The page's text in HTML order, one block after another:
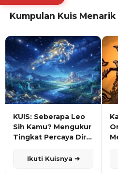
Kumpulan Kuis Menarik
KUIS: Seberapa Leo
Sih Kamu? Mengukur
Tingkat Percaya Diri
Ikuti Kuisnya ➔